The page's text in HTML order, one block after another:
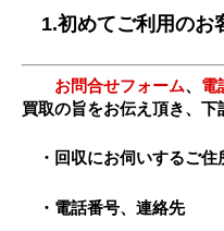
1.初めてご利用のお
お問合せフォーム、 電
買取の旨をお伝え頂き、下
・回収にお伺いするご住
・電話番号、連絡先